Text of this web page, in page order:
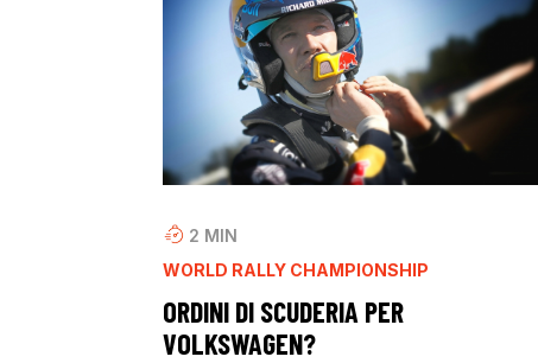
2 MIN
WORLD RALLY CHAMPIONSHIP
ORDINI DI SCUDERIA PER
VOLKSWAGEN?